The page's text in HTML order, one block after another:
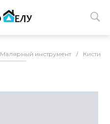
Малярный инструмент / Кисти